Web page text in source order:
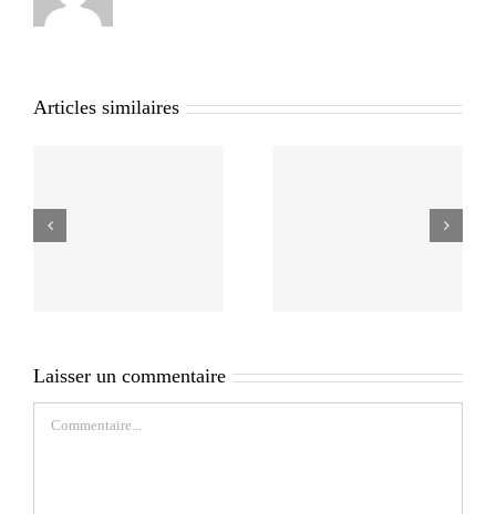
Articles similaires
Laisser un commentaire
Commentaire